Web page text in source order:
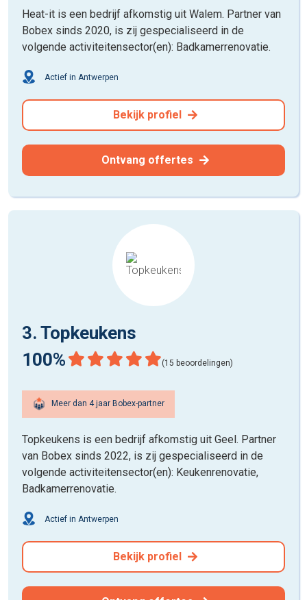
Heat-it is een bedrijf afkomstig uit Walem. Partner van
Bobex sinds 2020, is zij gespecialiseerd in de
volgende activiteitensector(en): Badkamerrenovatie.
Actief in Antwerpen
Bekijk profiel
Ontvang offertes
3. Topkeukens
100%
(15 beoordelingen)
Meer dan 4 jaar Bobex-partner
Topkeukens is een bedrijf afkomstig uit Geel. Partner
van Bobex sinds 2022, is zij gespecialiseerd in de
volgende activiteitensector(en): Keukenrenovatie,
Badkamerrenovatie.
Actief in Antwerpen
Bekijk profiel